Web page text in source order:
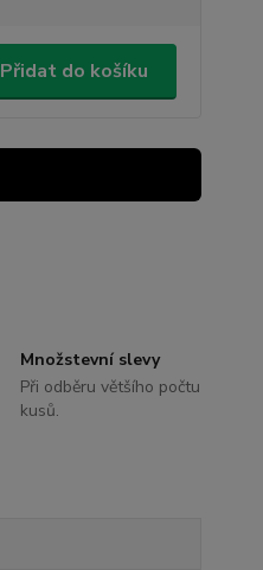
Přidat do košíku
Množstevní slevy
Při odběru většího počtu
kusů.